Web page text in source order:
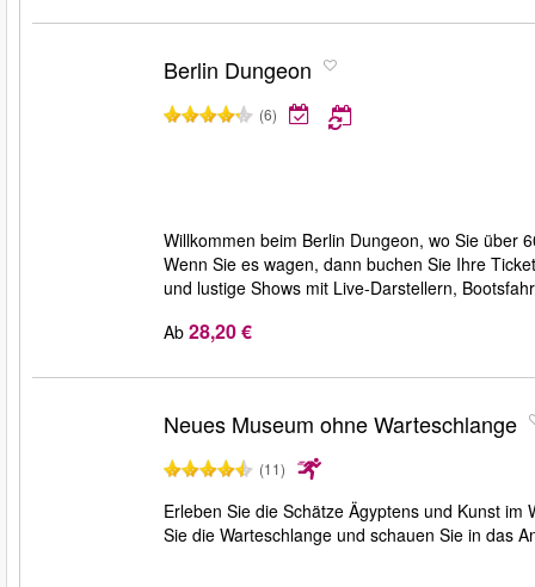
Berlin Dungeon
(6)
Willkommen beim Berlin Dungeon, wo Sie über
Wenn Sie es wagen, dann buchen Sie Ihre
und lustige Shows mit Live-Darstellern,
Ab 28,20 €
Neues Museum ohne Warteschlange
(11)
Erleben Sie die Schätze Ägyptens und Kunst
Sie die Warteschlange und schauen Sie in das